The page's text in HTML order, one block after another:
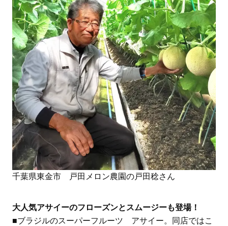
千葉県東金市 戸田メロン農園の戸田稔さん
大人気アサイーのフローズンとスムージーも登場！
■ブラジルのスーパーフルーツ アサイー。同店ではこ